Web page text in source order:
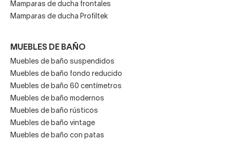
Mamparas de ducha frontales
Mamparas de ducha Profiltek
MUEBLES DE BAÑO
Muebles de baño suspendidos
Muebles de baño fondo reducido
Muebles de baño 60 centímetros
Muebles de baño modernos
Muebles de baño rústicos
Muebles de baño vintage
Muebles de baño con patas